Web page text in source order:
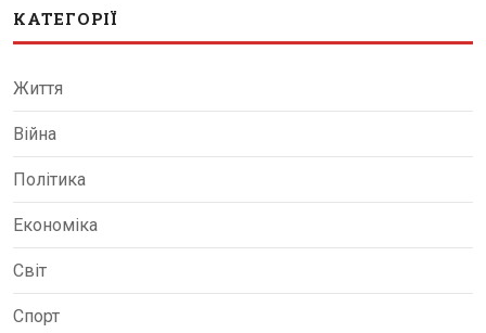
КАТЕГОРІЇ
Життя
Війна
Політика
Економіка
Світ
Спорт